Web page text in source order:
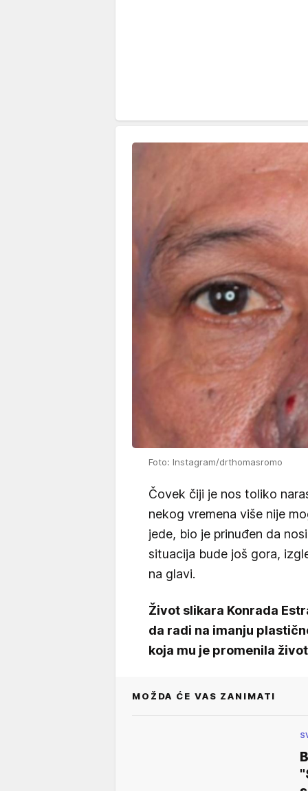
Foto: Instagram/drthomasromo
Čovek čiji je nos toliko
nekog vremena više nije
jede, bio je prinuđen da
situacija bude još gora,
na glavi.
Život slikara Konrada
da radi na imanju
koja mu je promenila
MOŽDA ĆE VAS ZANIMATI